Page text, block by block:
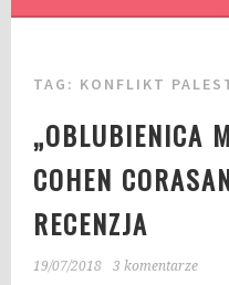
TAG: KONFLIKT
„OBLUBIENICA
COHEN
RECENZJA
19/07/2018 3 komentarze